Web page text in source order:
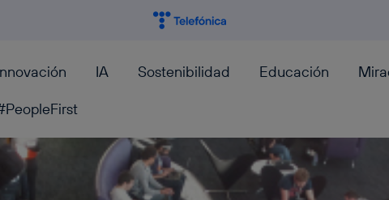
IA Sostenibilidad Educación